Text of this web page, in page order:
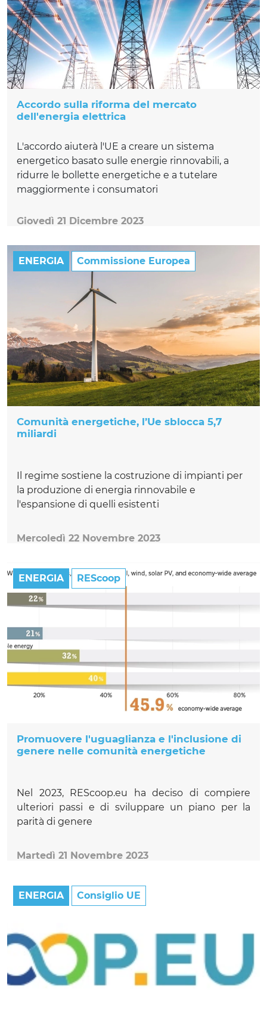
Accordo sulla riforma del mercato
dell'energia elettrica
L'accordo aiuterà l'UE a creare un sistema
energetico basato sulle energie rinnovabili, a
ridurre le bollette energetiche e a tutelare
maggiormente i consumatori
Giovedì 21 Dicembre 2023
ENERGIA Commissione Europea
Comunità energetiche, l’Ue sblocca 5,7
miliardi
Il regime sostiene la costruzione di impianti per
la produzione di energia rinnovabile e
l'espansione di quelli esistenti
Mercoledì 22 Novembre 2023
ENERGIA REScoop
Promuovere l'uguaglianza e l'inclusione di
genere nelle comunità energetiche
Nel 2023, REScoop.eu ha deciso di compiere
ulteriori passi e di sviluppare un piano per la
parità di genere
Martedì 21 Novembre 2023
ENERGIA Consiglio UE